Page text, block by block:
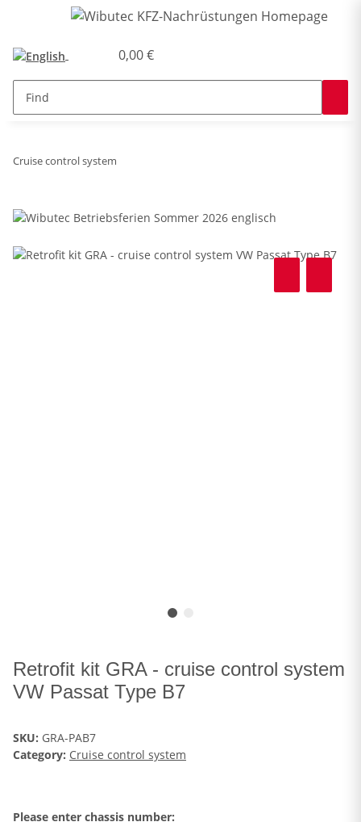
0,00 €
Cruise control system
Retrofit kit GRA - cruise control system
VW Passat Type B7
SKU: GRA-PAB7
Category: Cruise control system
Please enter chassis number: